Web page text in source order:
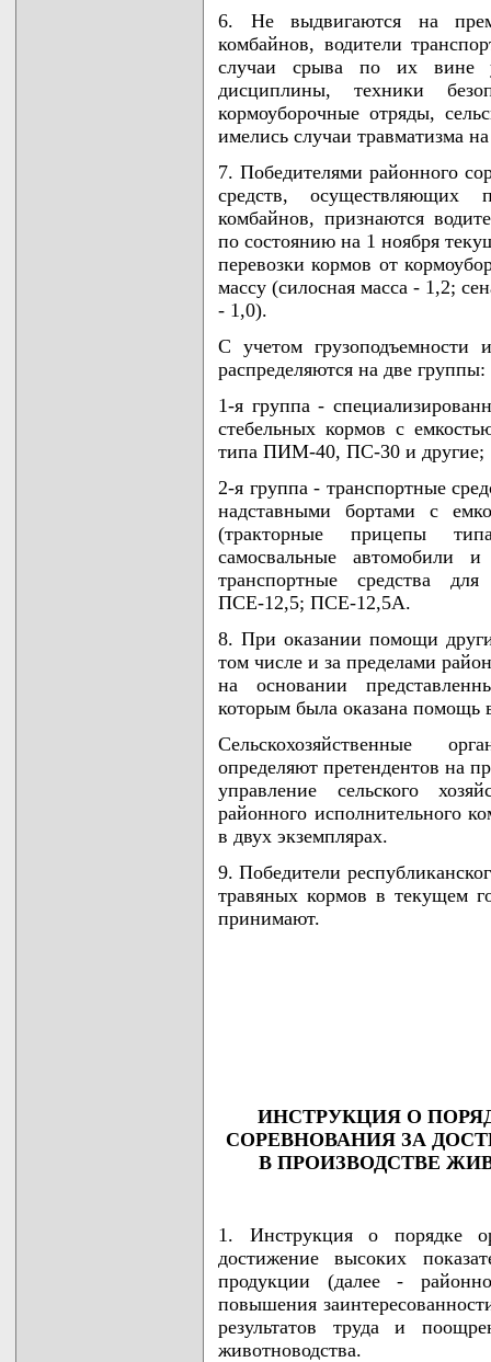
6. Не выдвигаются на
комбайнов, водители
случаи срыва по их вине
дисциплины, техники
кормоуборочные отряды,
имелись случаи травматизма
7. Победителями районного
средств, осуществляющих
комбайнов, признаются
по состоянию на 1 ноября
перевозки кормов от
массу (силосная масса - 1,2;
- 1,0).
С учетом грузоподъемности
распределяются на две группы:
1-я группа -
стебельных кормов с
типа ПИМ-40, ПС-30 и другие;
2-я группа - транспортные
надставными бортами с
(тракторные прицепы
самосвальные автомобили
транспортные средства
ПСЕ-12,5; ПСЕ-12,5А.
8. При оказании помощи
том числе и за пределами
на основании
которым была оказана помощь
Сельскохозяйственные
определяют претендентов на
управление сельского
районного исполнительного
в двух экземплярах.
9. Победители
травяных кормов в текущем
принимают.
ИНСТРУКЦИЯ О
СОРЕВНОВАНИЯ ЗА
В ПРОИЗВОДСТВЕ
1. Инструкция о порядке
достижение высоких
продукции (далее -
повышения
результатов труда и
животноводства.